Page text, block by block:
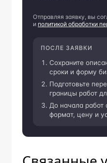
Сохраните
сроки и форму
Подготовьте
границы работ
До начала работ
формат, цену и